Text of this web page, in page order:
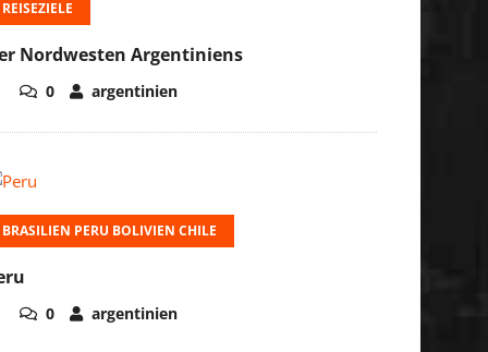
REISEZIELE
Nordwesten Argentiniens
0 argentinien
BRASILIEN PERU BOLIVIEN CHILE
0 argentinien